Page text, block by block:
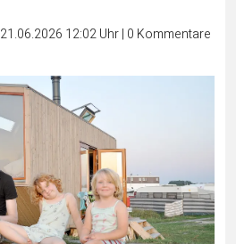
21.06.2026 12:02 Uhr| 0 Kommentare